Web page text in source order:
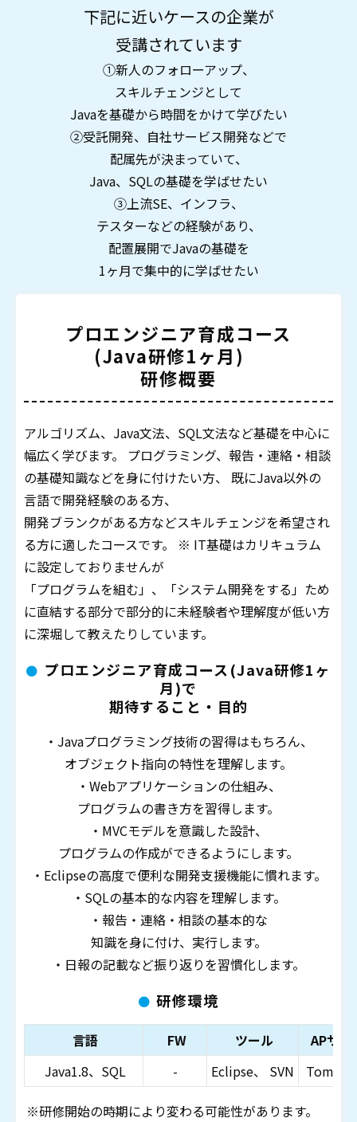
下記に近いケースの企業が
受講されています
①新人のフォローアップ、
スキルチェンジとして
Javaを基礎から時間をかけて学びたい
②受託開発、自社サービス開発などで
配属先が決まっていて、
Java、SQLの基礎を学ばせたい
③上流SE、インフラ、
テスターなどの経験があり、
配置展開でJavaの基礎を
1ヶ月で集中的に学ばせたい
プロエンジニア育成コース
(Java研修1ヶ月)
研修概要
アルゴリズム、Java文法、SQL文法など基礎を中心に
幅広く学びます。 プログラミング、報告・連絡・相談
の基礎知識などを身に付けたい方、 既にJava以外の
言語で開発経験のある方、
開発ブランクがある方などスキルチェンジを希望され
る方に適したコースです。 ※ IT基礎はカリキュラム
に設定しておりませんが
「プログラムを組む」、「システム開発をする」ため
に直結する部分で部分的に未経験者や理解度が低い方
に深堀して教えたりしています。
プロエンジニア育成コース(Java研修1ヶ
月)で
期待すること・目的
・Javaプログラミング技術の習得はもちろん、
オブジェクト指向の特性を理解します。
・Webアプリケーションの仕組み、
プログラムの書き方を習得します。
・MVCモデルを意識した設計、
プログラムの作成ができるようにします。
・Eclipseの高度で便利な開発支援機能に慣れます。
・SQLの基本的な内容を理解します。
・報告・連絡・相談の基本的な
知識を身に付け、実行します。
・日報の記載など振り返りを習慣化します。
研修環境
言語 FW ツール
APサー
Java1.8、SQL
- Eclipse、 SVN
※研修開始の時期により変わる可能性があります。